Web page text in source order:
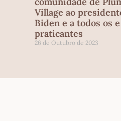
Village ao
Biden e a todos os e
praticantes
26 de Outubro de 2023